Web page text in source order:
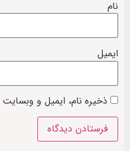
نام
ایمیل
ذخیره نام، ایمیل و